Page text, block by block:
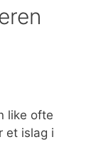
like ofte
et islag i